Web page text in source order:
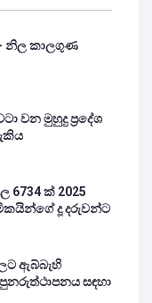
නිල කාලගුණ
වන මුහුදු ප්‍රදේශ
ක් 2025
දූ දරුවන්ට
ඇබ්බැහි
සඳහා